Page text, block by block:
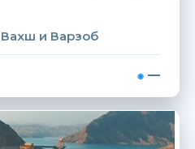
и Варзоб
—